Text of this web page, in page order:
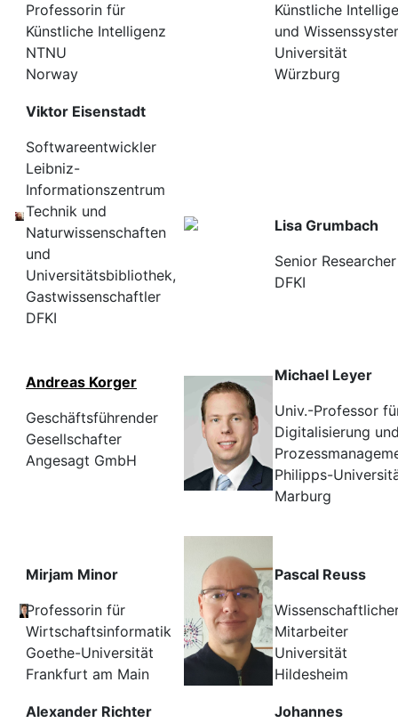
Professorin für
Künstliche Intelligenz
NTNU
Norway
Künstliche
und
Universität
Würzburg
Viktor Eisenstadt
Softwareentwickler
Leibniz-
Informationszentrum
Technik und
Naturwissenschaften
und
Universitätsbibliothek,
Gastwissenschaftler
DFKI
Lisa Grumbach
Senior Researcher
DFKI
Andreas Korger
Geschäftsführender
Gesellschafter
Angesagt GmbH
Michael Leyer
Univ.-Professor
Digitalisierung
Philipps-
Marburg
Mirjam Minor
Professorin für
Wirtschaftsinformatik
Goethe-Universität
Frankfurt am Main
Pascal Reuss
Mitarbeiter
Universität
Hildesheim
Alexander Richter
Johannes